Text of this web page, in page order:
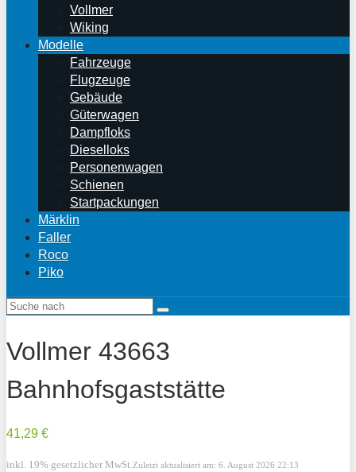
Vollmer
Wiking
Modelle
Fahrzeuge
Flugzeuge
Gebäude
Güterwagen
Dampfloks
Dieselloks
Personenwagen
Schienen
Startpackungen
Märklin
Faller
Roco
Piko
Vollmer 43663
Bahnhofsgaststätte
41,29 €
inkl. 19% gesetzlicher MwSt. Zuletzt aktualisiert am: 6. August 2026 22:13